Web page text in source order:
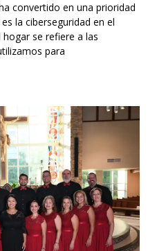
convertido en una prioridad
la ciberseguridad en el
se refiere a las
para